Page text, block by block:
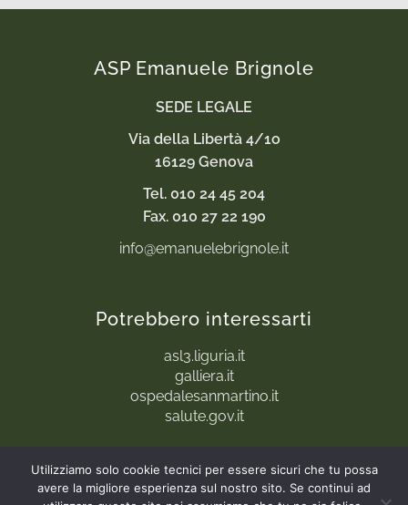
ASP Emanuele Brignole
SEDE LEGALE
Via della Libertà 4/1o
16129 Genova
Tel. 010 24 45 204
Fax. 010 27 22 190
info@emanuelebrignole.it
Potrebbero interessarti
asl3.liguria.it
galliera.it
ospedalesanmartino.it
salute.gov.it
Utilizziamo solo cookie tecnici per essere sicuri che tu possa
avere la migliore esperienza sul nostro sito. Se continui ad